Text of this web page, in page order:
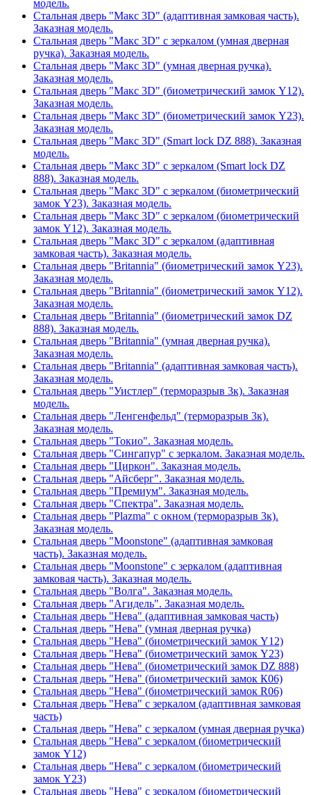
модель.
Стальная дверь "Макс 3D" (адаптивная замковая часть).
Заказная модель.
Стальная дверь "Макс 3D" с зеркалом (умная дверная
ручка). Заказная модель.
Стальная дверь "Макс 3D" (умная дверная ручка).
Заказная модель.
Стальная дверь "Макс 3D" (биометрический замок Y12).
Заказная модель.
Стальная дверь "Макс 3D" (биометрический замок Y23).
Заказная модель.
Стальная дверь "Макс 3D" (Smart lock DZ 888). Заказная
модель.
Стальная дверь "Макс 3D" с зеркалом (Smart lock DZ
888). Заказная модель.
Стальная дверь "Макс 3D" с зеркалом (биометрический
замок Y23). Заказная модель.
Стальная дверь "Макс 3D" с зеркалом (биометрический
замок Y12). Заказная модель.
Стальная дверь "Макс 3D" с зеркалом (адаптивная
замковая часть). Заказная модель.
Стальная дверь "Britannia" (биометрический замок Y23).
Заказная модель.
Стальная дверь "Britannia" (биометрический замок Y12).
Заказная модель.
Стальная дверь "Britannia" (биометрический замок DZ
888). Заказная модель.
Стальная дверь "Britannia" (умная дверная ручка).
Заказная модель.
Стальная дверь "Britannia" (адаптивная замковая часть).
Заказная модель.
Стальная дверь "Уистлер" (терморазрыв 3к). Заказная
модель.
Стальная дверь "Ленгенфельд" (терморазрыв 3к).
Заказная модель.
Стальная дверь "Токио". Заказная модель.
Стальная дверь "Сингапур" с зеркалом. Заказная модель.
Стальная дверь "Циркон". Заказная модель.
Стальная дверь "Айсберг". Заказная модель.
Стальная дверь "Премиум". Заказная модель.
Стальная дверь "Спектра". Заказная модель.
Стальная дверь "Plazma" с окном (терморазрыв 3к).
Заказная модель.
Стальная дверь "Moonstone" (адаптивная замковая
часть). Заказная модель.
Стальная дверь "Moonstone" с зеркалом (адаптивная
замковая часть). Заказная модель.
Стальная дверь "Волга". Заказная модель.
Стальная дверь "Агидель". Заказная модель.
Стальная дверь "Нева" (адаптивная замковая часть)
Стальная дверь "Нева" (умная дверная ручка)
Стальная дверь "Нева" (биометрический замок Y12)
Стальная дверь "Нева" (биометрический замок Y23)
Стальная дверь "Нева" (биометрический замок DZ 888)
Стальная дверь "Нева" (биометрический замок К06)
Стальная дверь "Нева" (биометрический замок R06)
Стальная дверь "Нева" с зеркалом (адаптивная замковая
часть)
Стальная дверь "Нева" с зеркалом (умная дверная ручка)
Стальная дверь "Нева" с зеркалом (биометрический
замок Y12)
Стальная дверь "Нева" с зеркалом (биометрический
замок Y23)
Стальная дверь "Нева" с зеркалом (биометрический